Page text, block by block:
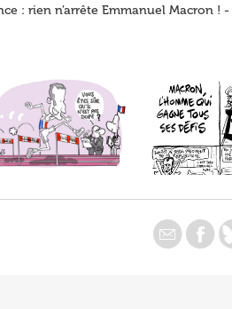
: rien n’arrête Emmanuel Macron !